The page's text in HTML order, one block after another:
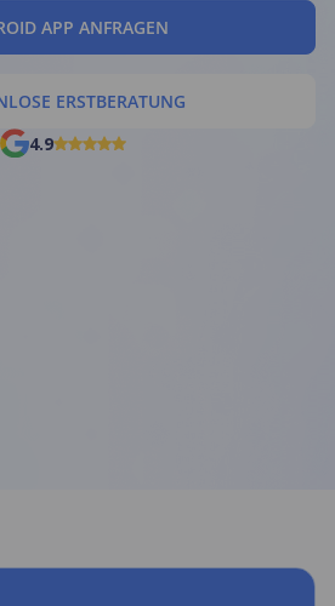
APP ANFRAGEN
ERSTBERATUNG
4.9